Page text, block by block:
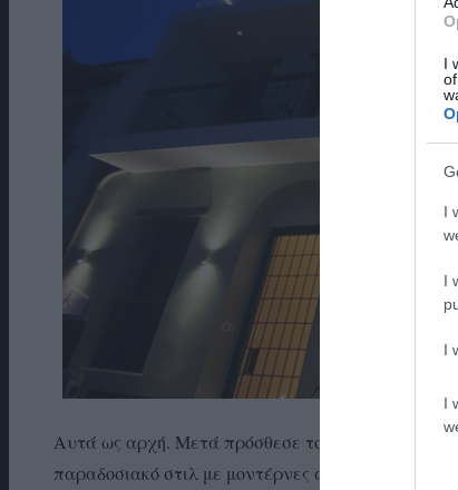
I
I
I
I
I
Αυτά ως αρχή. Μετά πρόσθεσε το beach-bar του
παραδοσιακό στιλ με μοντέρνες απολήξεις